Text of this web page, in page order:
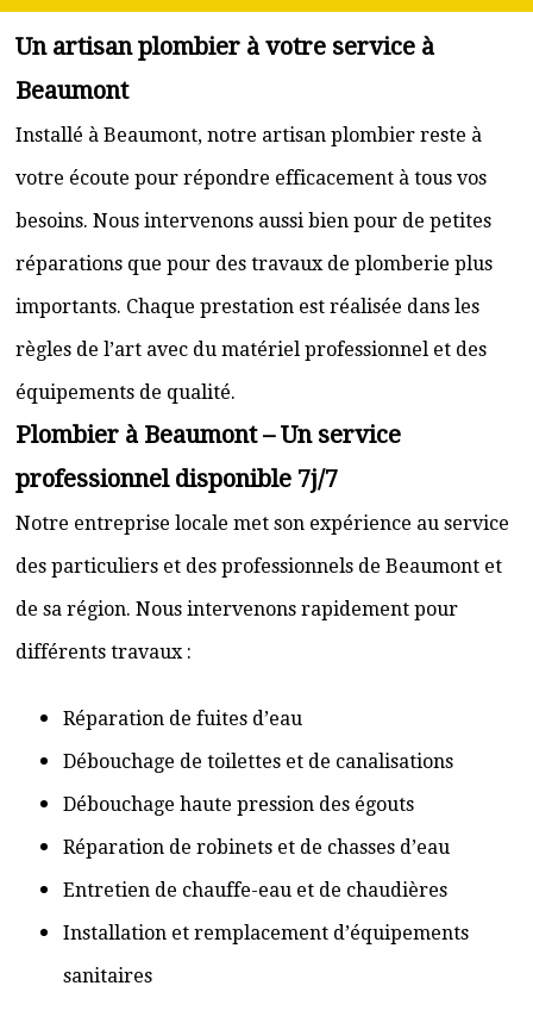
Un artisan plombier à votre service à
Beaumont
Installé à Beaumont, notre artisan plombier reste à
votre écoute pour répondre efficacement à tous vos
besoins. Nous intervenons aussi bien pour de petites
réparations que pour des travaux de plomberie plus
importants. Chaque prestation est réalisée dans les
règles de l’art avec du matériel professionnel et des
équipements de qualité.
Plombier à Beaumont – Un service
professionnel disponible 7j/7
Notre entreprise locale met son expérience au service
des particuliers et des professionnels de Beaumont et
de sa région. Nous intervenons rapidement pour
différents travaux :
Réparation de fuites d’eau
Débouchage de toilettes et de canalisations
Débouchage haute pression des égouts
Réparation de robinets et de chasses d’eau
Entretien de chauffe-eau et de chaudières
Installation et remplacement d’équipements
sanitaires